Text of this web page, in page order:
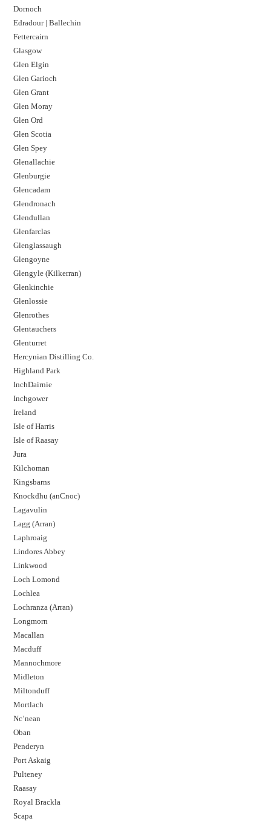
Dornoch
Edradour | Ballechin
Fettercairn
Glasgow
Glen Elgin
Glen Garioch
Glen Grant
Glen Moray
Glen Ord
Glen Scotia
Glen Spey
Glenallachie
Glenburgie
Glencadam
Glendronach
Glendullan
Glenfarclas
Glenglassaugh
Glengoyne
Glengyle (Kilkerran)
Glenkinchie
Glenlossie
Glenrothes
Glentauchers
Glenturret
Hercynian Distilling Co.
Highland Park
InchDairnie
Inchgower
Ireland
Isle of Harris
Isle of Raasay
Jura
Kilchoman
Kingsbarns
Knockdhu (anCnoc)
Lagavulin
Lagg (Arran)
Laphroaig
Lindores Abbey
Linkwood
Loch Lomond
Lochlea
Lochranza (Arran)
Longmorn
Macallan
Macduff
Mannochmore
Midleton
Miltonduff
Mortlach
Nc’nean
Oban
Penderyn
Port Askaig
Pulteney
Raasay
Royal Brackla
Scapa